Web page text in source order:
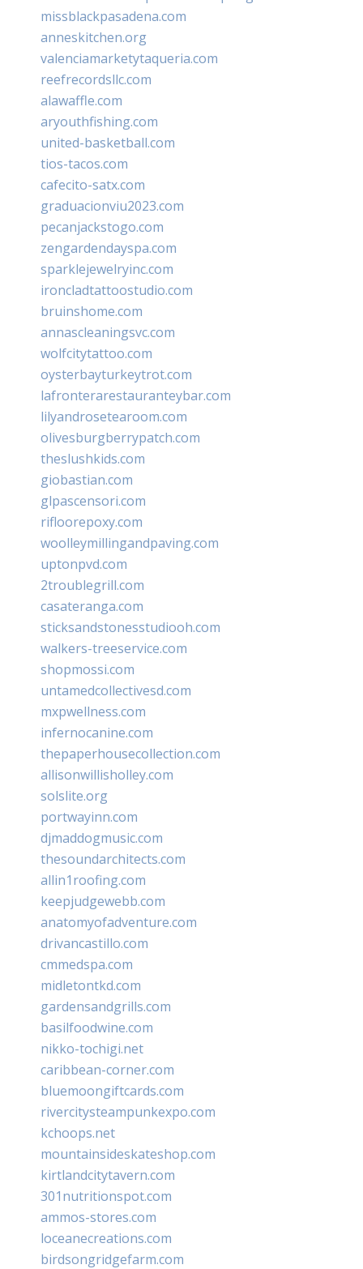
missblackpasadena.com
anneskitchen.org
valenciamarketytaqueria.com
reefrecordsllc.com
alawaffle.com
aryouthfishing.com
united-basketball.com
tios-tacos.com
cafecito-satx.com
graduacionviu2023.com
pecanjackstogo.com
zengardendayspa.com
sparklejewelryinc.com
ironcladtattoostudio.com
bruinshome.com
annascleaningsvc.com
wolfcitytattoo.com
oysterbayturkeytrot.com
lafronterarestauranteybar.com
lilyandrosetearoom.com
olivesburgberrypatch.com
theslushkids.com
giobastian.com
glpascensori.com
rifloorepoxy.com
woolleymillingandpaving.com
uptonpvd.com
2troublegrill.com
casateranga.com
sticksandstonesstudiooh.com
walkers-treeservice.com
shopmossi.com
untamedcollectivesd.com
mxpwellness.com
infernocanine.com
thepaperhousecollection.com
allisonwillisholley.com
solslite.org
portwayinn.com
djmaddogmusic.com
thesoundarchitects.com
allin1roofing.com
keepjudgewebb.com
anatomyofadventure.com
drivancastillo.com
cmmedspa.com
midletontkd.com
gardensandgrills.com
basilfoodwine.com
nikko-tochigi.net
caribbean-corner.com
bluemoongiftcards.com
rivercitysteampunkexpo.com
kchoops.net
mountainsideskateshop.com
kirtlandcitytavern.com
301nutritionspot.com
ammos-stores.com
loceanecreations.com
birdsongridgefarm.com